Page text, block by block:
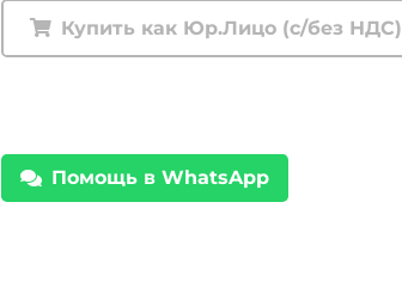
Купить как Юр.Лицо (с/без НДС)
Помощь в WhatsApp